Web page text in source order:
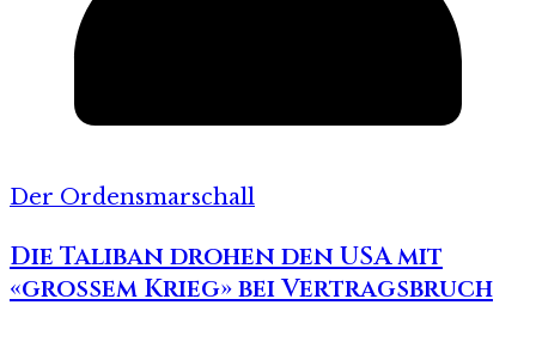
Der Ordensmarschall
Die Taliban drohen den USA mit
«grossem Krieg» bei Vertragsbruch